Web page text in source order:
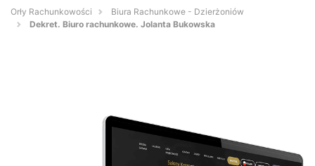
Orły Rachunkowości
Biura Rachunkowe - Dzierżoniów
Dekret. Biuro rachunkowe. Jolanta Bukowska